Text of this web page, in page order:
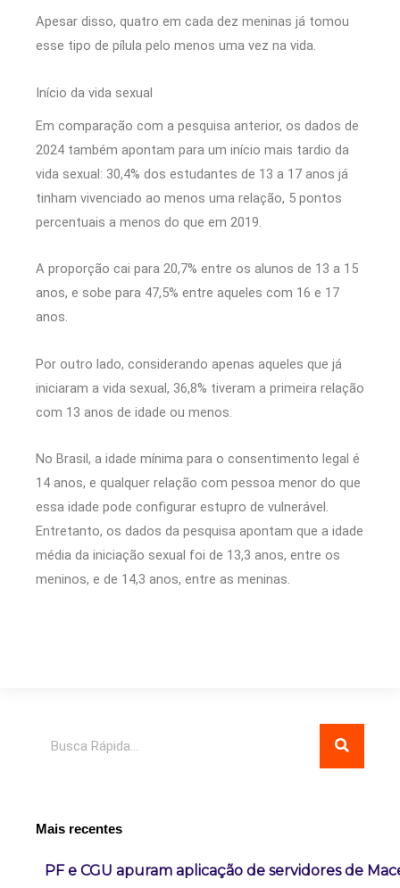
Apesar disso, quatro em cada dez meninas já tomou
esse tipo de pílula pelo menos uma vez na vida.
Início da vida sexual
Em comparação com a pesquisa anterior, os dados de
2024 também apontam para um início mais tardio da
vida sexual: 30,4% dos estudantes de 13 a 17 anos já
tinham vivenciado ao menos uma relação, 5 pontos
percentuais a menos do que em 2019.
A proporção cai para 20,7% entre os alunos de 13 a 15
anos, e sobe para 47,5% entre aqueles com 16 e 17
anos.
Por outro lado, considerando apenas aqueles que já
iniciaram a vida sexual, 36,8% tiveram a primeira relação
com 13 anos de idade ou menos.
No Brasil, a idade mínima para o consentimento legal é
14 anos, e qualquer relação com pessoa menor do que
essa idade pode configurar estupro de vulnerável.
Entretanto, os dados da pesquisa apontam que a idade
média da iniciação sexual foi de 13,3 anos, entre os
meninos, e de 14,3 anos, entre as meninas.
Mais recentes
PF e CGU apuram aplicação de servidores de